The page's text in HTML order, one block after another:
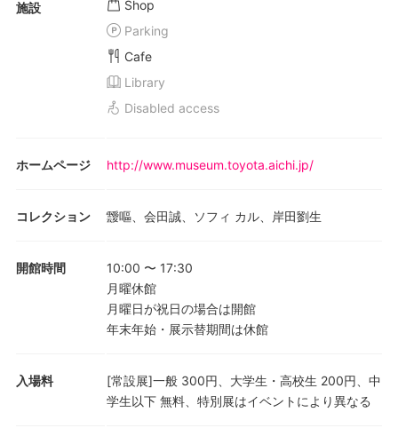
施設
Shop
Parking
Cafe
Library
Disabled access
ホームページ http://www.museum.toyota.aichi.jp/
コレクション 靉嘔、会田誠、ソフィ カル、岸田劉生
開館時間 10:00 〜 17:30
月曜休館
月曜日が祝日の場合は開館
年末年始・展示替期間は休館
入場料
[常設展]一般 300円、大学生・高校生 200円、中
学生以下 無料、特別展はイベントにより異なる